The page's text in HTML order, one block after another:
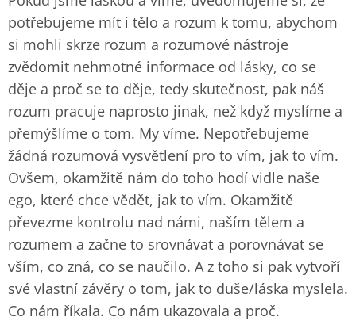
potřebujeme mít i tělo a rozum k tomu, abychom
si mohli skrze rozum a rozumové nástroje
zvědomit nehmotné informace od lásky, co se
děje a proč se to děje, tedy skutečnost, pak náš
rozum pracuje naprosto jinak, než když myslíme a
přemýšlíme o tom. My víme. Nepotřebujeme
žádná rozumová vysvětlení pro to vím, jak to vím.
Ovšem, okamžitě nám do toho hodí vidle naše
ego, které chce vědět, jak to vím. Okamžitě
převezme kontrolu nad námi, naším tělem a
rozumem a začne to srovnávat a porovnávat se
vším, co zná, co se naučilo. A z toho si pak vytvoří
své vlastní závěry o tom, jak to duše/láska myslela.
Co nám říkala. Co nám ukazovala a proč.